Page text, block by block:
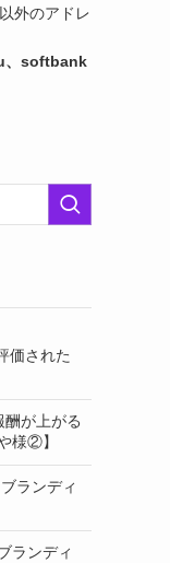
外のアドレ
、softbank
価された
が上がる
様②】
ランディ
ランディ